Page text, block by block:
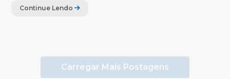
Continue Lendo
Carregar Mais Postagens